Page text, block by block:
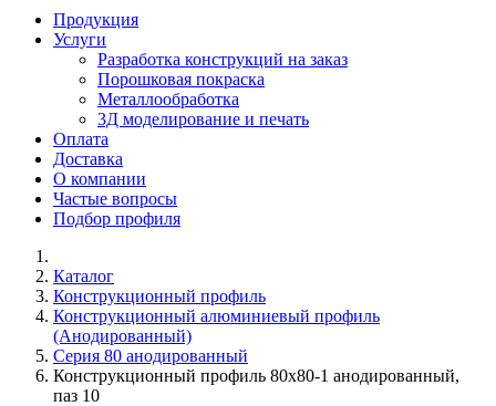
Продукция
Услуги
Разработка конструкций на заказ
Порошковая покраска
Металлообработка
3Д моделирование и печать
Оплата
Доставка
О компании
Частые вопросы
Подбор профиля
Каталог
Конструкционный профиль
Конструкционный алюминиевый профиль
(Анодированный)
Серия 80 анодированный
Конструкционный профиль 80х80-1 анодированный,
паз 10